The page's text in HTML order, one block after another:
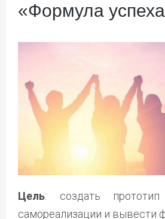
«Формула
Цель: создать
самореализации и вывести